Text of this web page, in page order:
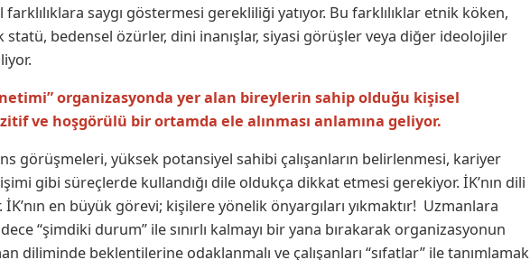
farklılıklara saygı göstermesi gerekliliği yatıyor. Bu farklılıklar etnik köken,
bedensel özürler, dini inanışlar, siyasi görüşler veya diğer ideolojiler
organizasyonda yer alan bireylerin sahip olduğu kişisel
ve hoşgörülü bir ortamda ele alınması anlamına geliyor.
görüşmeleri, yüksek potansiyel sahibi çalışanların belirlenmesi, kariyer
gibi süreçlerde kullandığı dile oldukça dikkat etmesi gerekiyor. İK’nın dili
en büyük görevi; kişilere yönelik önyargıları yıkmaktır! Uzmanlara
“şimdiki durum” ile sınırlı kalmayı bir yana bırakarak organizasyonun
diliminde beklentilerine odaklanmalı ve çalışanları “sıfatlar” ile tanımlamak